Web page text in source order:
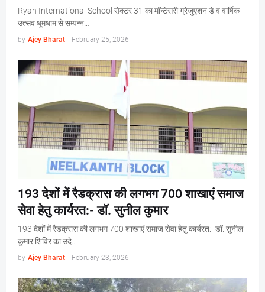
Ryan International School सेक्टर 31 का मॉन्टेसरी ग्रेजुएशन डे व वार्षिक
उत्सव धूमधाम से सम्पन्न…
by Ajey Bharat - February 25, 2026
193 देशों में रैडक्रास की लगभग 700 शाखाएं समाज
सेवा हेतु कार्यरत:- डॉ. सुनील कुमार
193 देशों में रैडक्रास की लगभग 700 शाखाएं समाज सेवा हेतु कार्यरत:- डॉ. सुनील
कुमार शिविर का उदे…
by Ajey Bharat - February 23, 2026